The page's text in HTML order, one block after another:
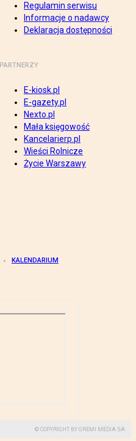
Regulamin serwisu
Informacje o nadawcy
Deklaracja dostępności
PARTNERZY
E-kiosk.pl
E-gazety.pl
Nexto.pl
Mała księgowość
Kancelarierp.pl
Wieści Rolnicze
Życie Warszawy
KALENDARIUM
© COPYRIGHT BY GREMI MEDIA SA